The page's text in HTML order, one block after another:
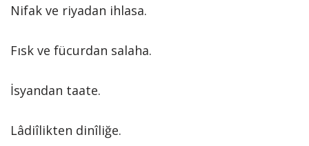
Nifak ve riyadan ihlasa.
Fısk ve fücurdan salaha.
İsyandan taate.
Lâdiîlikten dinîliğe.